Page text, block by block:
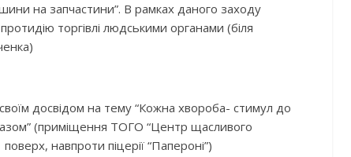
на запчастини”. В рамках даного заходу
торгівлі людськими органами (біля
досвідом на тему “Кожна хвороба- стимул до
(приміщення ТОГО “Центр щасливого
навпроти піцерії “Папероні”)